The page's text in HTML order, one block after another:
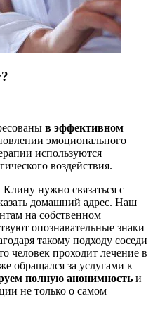
в эффективном
эмоционального
используются
воздействия.
нужно связаться с
домашний адрес. Наш
на собственном
опознавательные знаки
такому подходу соседи
человек проходит лечение в
обращался за услугами к
полную анонимность и
не только о самом